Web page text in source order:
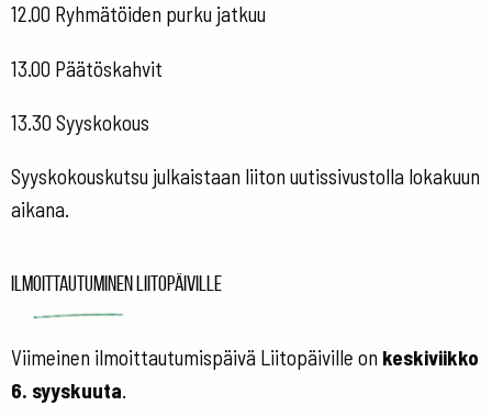
12.00 Ryhmätöiden purku jatkuu
13.00 Päätöskahvit
13.30 Syyskokous
Syyskokouskutsu julkaistaan liiton uutissivustolla lokakuun
aikana.
Ilmoittautuminen Liitopäiville
Viimeinen ilmoittautumispäivä Liitopäiville on keskiviikko
6. syyskuuta.